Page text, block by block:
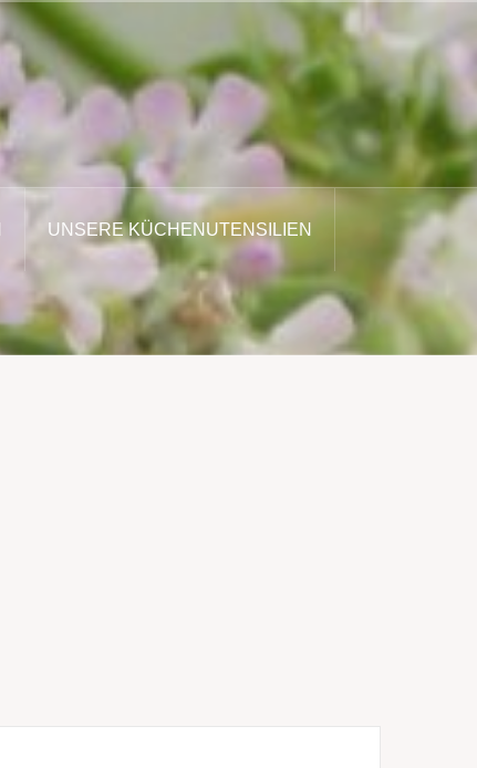
UNSERE KÜCHENUTENSILIEN